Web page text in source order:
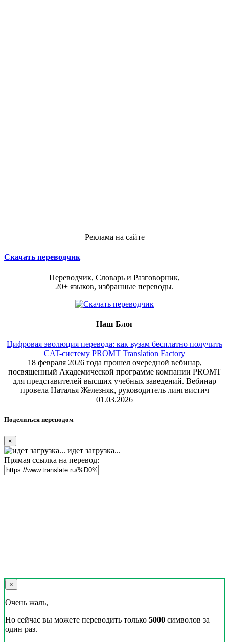
Реклама на сайте
Скачать переводчик
Переводчик, Словарь и Разговорник,
20+ языков, избранные переводы.
Наш Блог
Цифровая эволюция перевода: как вузам бесплатно получить
CAT-систему PROMT Translation Factory
18 февраля 2026 года прошел очередной вебинар,
посвященный Академической программе компании PROMT
для представителей высших учебных заведений. Вебинар
провела Наталья Железняк, руководитель лингвистич
01.03.2026
Поделиться переводом
×
идет загрузка...
Прямая ссылка на перевод:
×
Очень жаль,
Но сейчас вы можете переводить только 5000 символов за
один раз.